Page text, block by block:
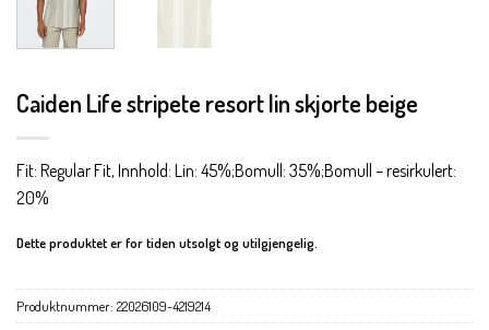
Caiden Life stripete resort lin skjorte beige
Fit: Regular Fit, Innhold: Lin: 45%;Bomull: 35%;Bomull – resirkulert:
20%
Dette produktet er for tiden utsolgt og utilgjengelig.
Produktnummer: 22026109-4219214